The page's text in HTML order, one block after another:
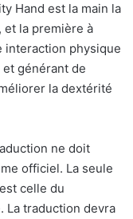
Hand est la main la
et la première à
physique
générant de
la dextérité
ne doit
officiel. La seule
celle du
La traduction devra